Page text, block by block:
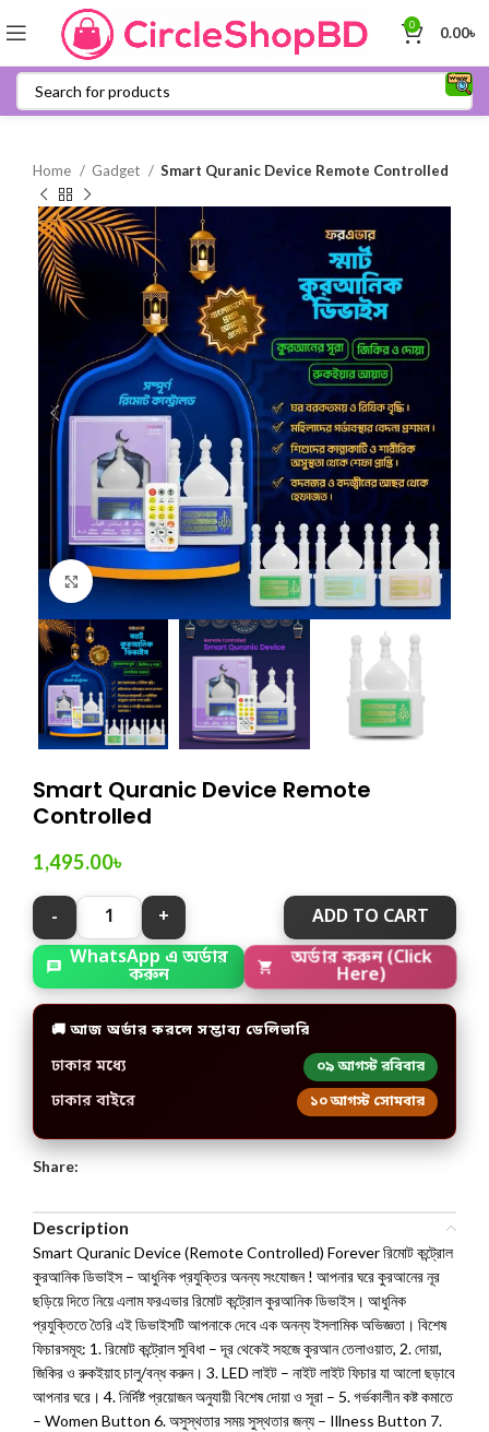
0 0.00৳
Home Gadget Smart Quranic Device Remote Controlled
Click to enlarge
Smart Quranic Device Remote
Controlled
1,495.00৳
ADD TO CART
WhatsApp এ অর্ডার
করুন
অর্ডার করুন (Click
Here)
🚚 আজ অর্ডার করলে সম্ভাব্য ডেলিভারি
ঢাকার মধ্যে ০৯ আগস্ট রবিবার
ঢাকার বাইরে ১০ আগস্ট সোমবার
Share:
Description
Smart Quranic Device (Remote Controlled) Forever রিমোট কন্ট্রোল
কুরআনিক ডিভাইস – আধুনিক প্রযুক্তির অনন্য সংযোজন ! আপনার ঘরে কুরআনের নূর
ছড়িয়ে দিতে নিয়ে এলাম ফরএভার রিমোট কন্ট্রোল কুরআনিক ডিভাইস। আধুনিক
প্রযুক্তিতে তৈরি এই ডিভাইসটি আপনাকে দেবে এক অনন্য ইসলামিক অভিজ্ঞতা। বিশেষ
ফিচারসমূহ: 1. রিমোট কন্ট্রোল সুবিধা – দূর থেকেই সহজে কুরআন তেলাওয়াত, 2. দোয়া,
জিকির ও রুকইয়াহ চালু/বন্ধ করুন। 3. LED লাইট – নাইট লাইট ফিচার যা আলো ছড়াবে
আপনার ঘরে। 4. নির্দিষ্ট প্রয়োজন অনুযায়ী বিশেষ দোয়া ও সূরা – 5. গর্ভকালীন কষ্ট কমাতে
– Women Button 6. অসুস্থতার সময় সুস্থতার জন্য – Illness Button 7.